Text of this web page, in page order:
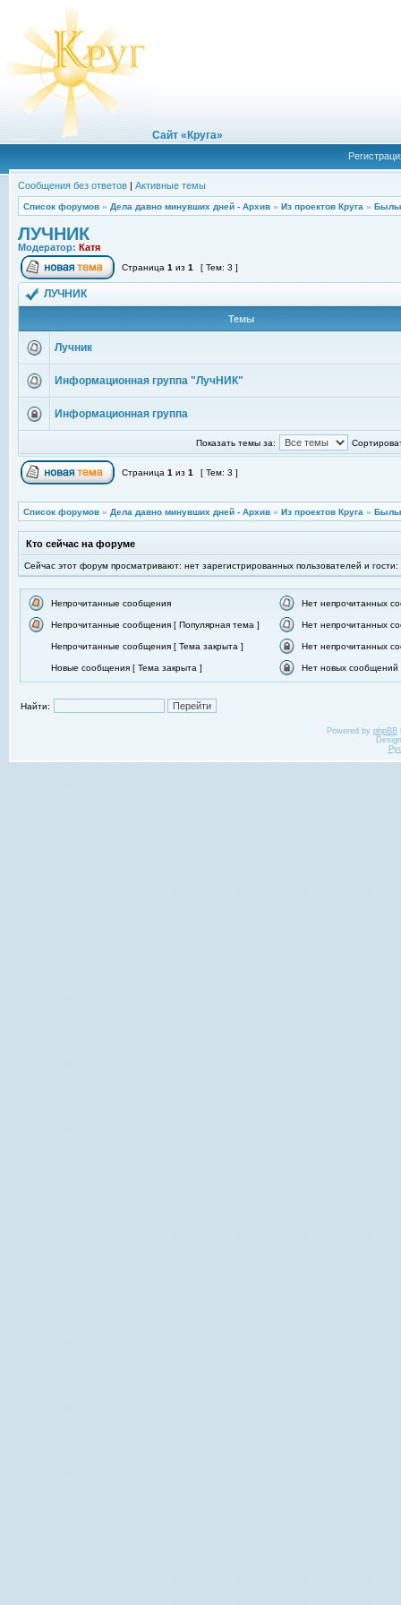
Сайт «Круга»
Сообщения без ответов | Активные темы
Список форумов » Дела давно минувших дней - Архив » Из проектов Круга »
ЛУЧНИК
Модератор: Катя
Страница 1 из 1 [ Тем: 3 ]
ЛУЧНИК
Темы
Лучник
Информационная группа "ЛучНИК"
Информационная группа
Показать темы за:
Страница 1 из 1 [ Тем: 3 ]
Список форумов » Дела давно минувших дней - Архив » Из проектов Круга »
Кто сейчас на форуме
Сейчас этот форум просматривают: нет зарегистрированных пользователей и гости:
Непрочитанные сообщения Нет непрочитанных
Непрочитанные сообщения [ Популярная тема ] Нет непрочитанных
Непрочитанные сообщения [ Тема закрыта ] Нет непрочитанных
Новые сообщения [ Тема закрыта ] Нет новых сообщений
Найти:
Powered by phpBB